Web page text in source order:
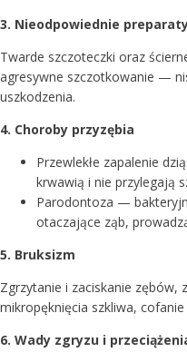
3. Nieodpowiednie
Twarde szczoteczki oraz
agresywne szczotkowanie —
uszkodzenia.
4. Choroby przyzębia
Przewlekłe zapalenie
krwawią i nie przylegają
Parodontoza —
otaczające ząb,
5. Bruksizm
Zgrzytanie i zaciskanie zębów,
mikropęknięcia szkliwa,
6. Wady zgryzu i